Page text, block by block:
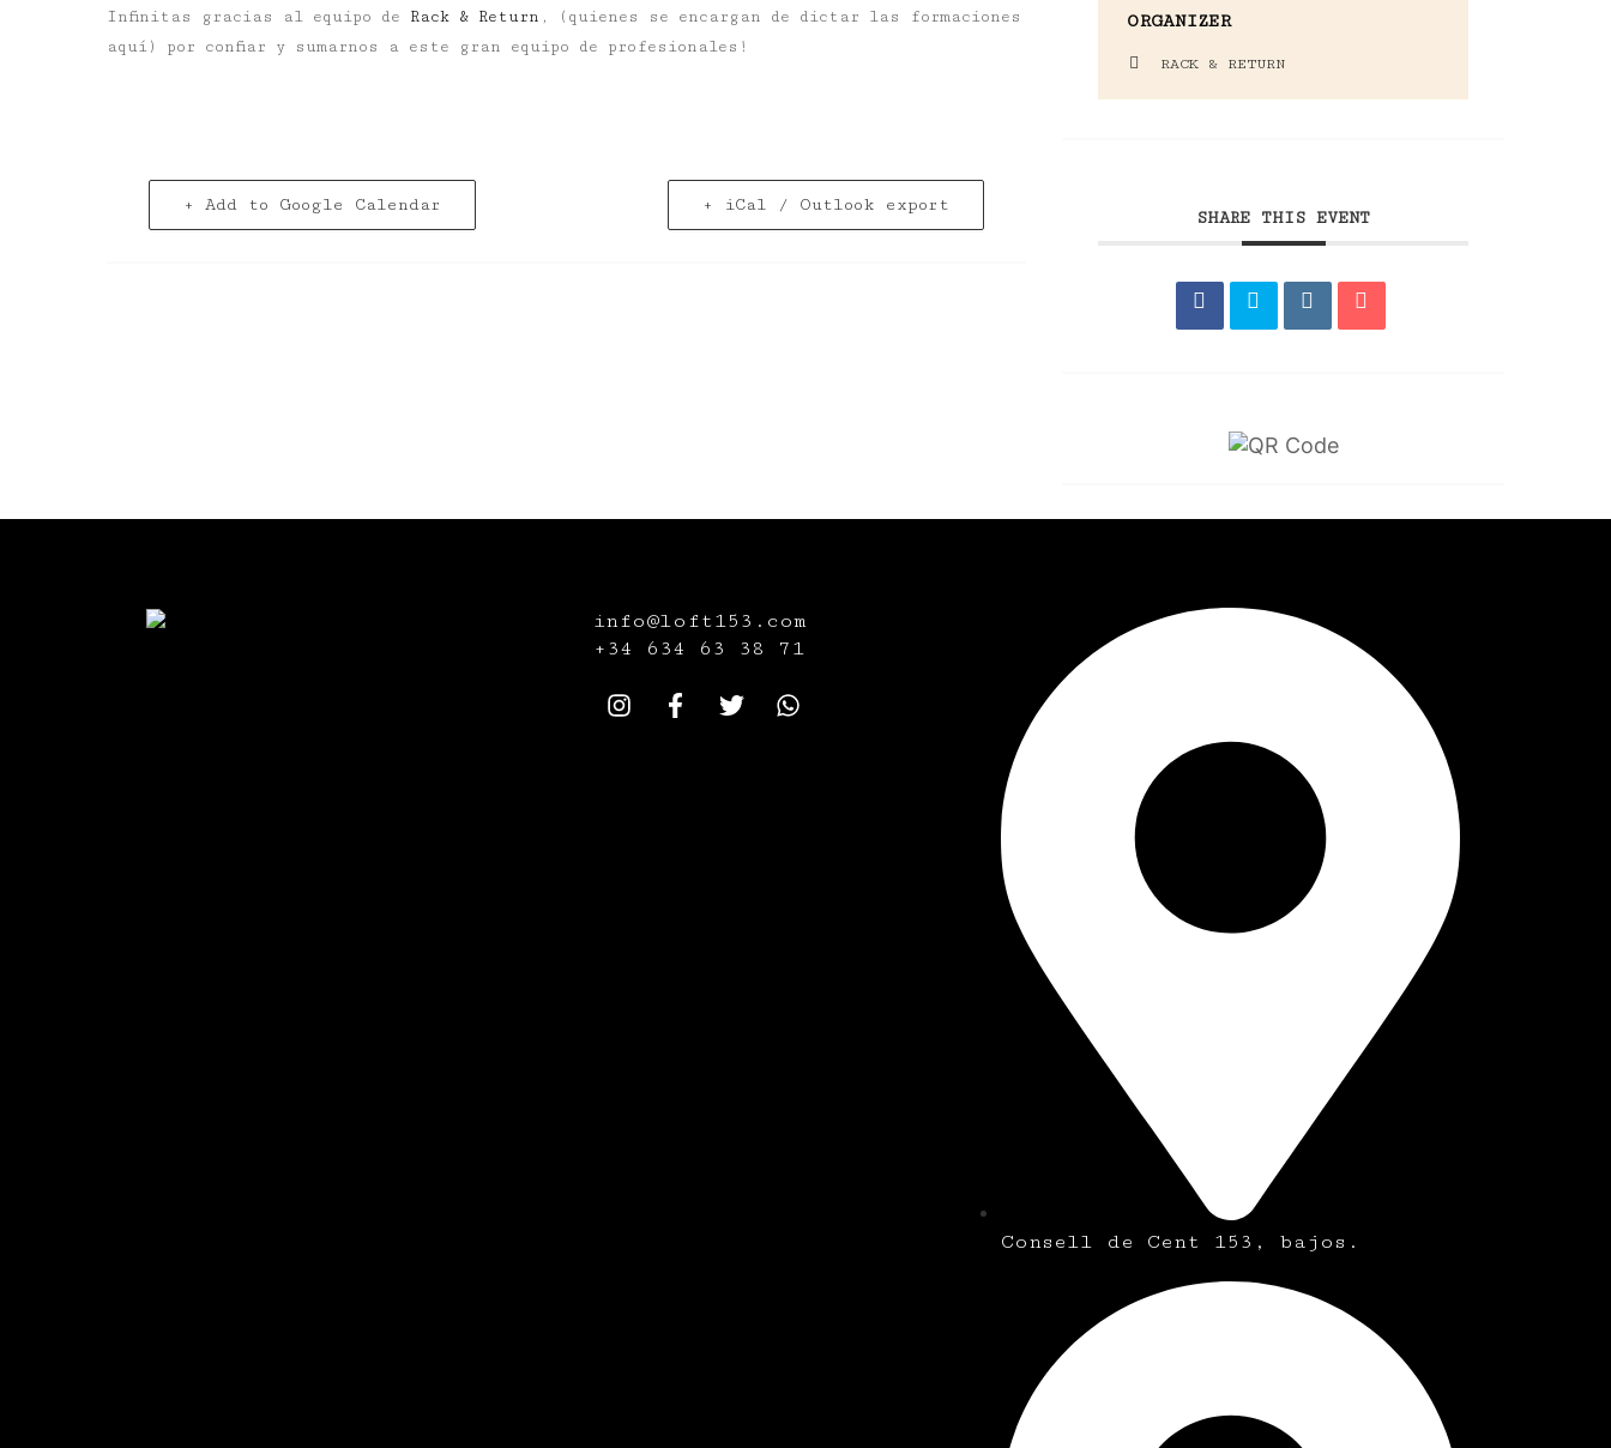
Infinitas gracias al equipo de Rack & Return , (quienes se encargan de dictar las formaciones
aquí) por confiar y sumarnos a este gran equipo de profesionales!
+ Add to Google Calendar + iCal / Outlook export
ORGANIZER
RACK & RETURN
SHARE THIS EVENT
info@loft153.com
+34 634 63 38 71
Consell de Cent 153, bajos.